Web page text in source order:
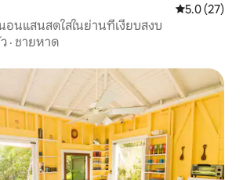
คะแนนเฉลี่ย
5.0 (27)
นแสนสดใสในย่านที่เงียบสงบ
· ชายหาด